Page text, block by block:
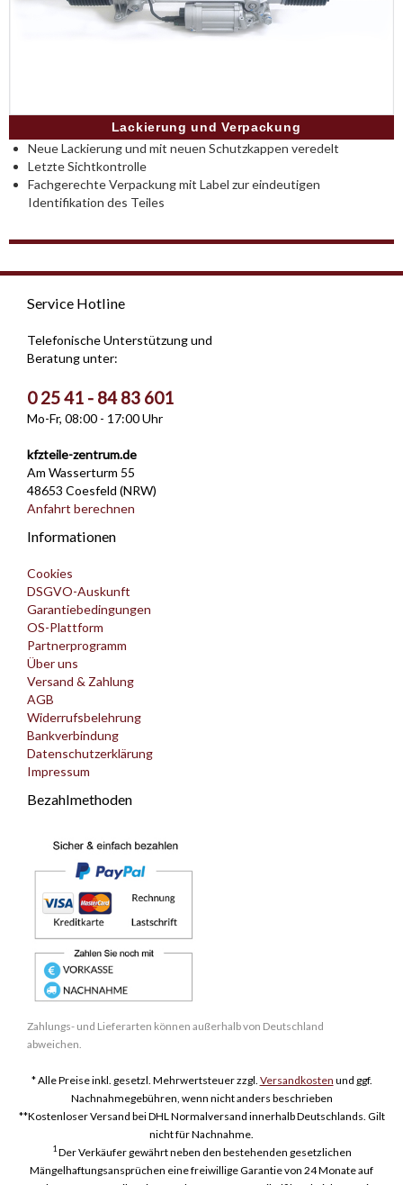
Lackierung und Verpackung
Neue Lackierung und mit neuen Schutzkappen veredelt
Letzte Sichtkontrolle
Fachgerechte Verpackung mit Label zur eindeutigen
Identifikation des Teiles
Service Hotline
Telefonische Unterstützung und
Beratung unter:
0 25 41 - 84 83 601
Mo-Fr, 08:00 - 17:00 Uhr
kfzteile-zentrum.de
Am Wasserturm 55
48653 Coesfeld (NRW)
Anfahrt berechnen
Informationen
Cookies
DSGVO-Auskunft
Garantiebedingungen
OS-Plattform
Partnerprogramm
Über uns
Versand & Zahlung
AGB
Widerrufsbelehrung
Bankverbindung
Datenschutzerklärung
Impressum
Bezahlmethoden
Zahlungs- und Lieferarten können außerhalb von Deutschland
abweichen.
* Alle Preise inkl. gesetzl. Mehrwertsteuer zzgl. Versandkosten und ggf.
Nachnahmegebühren, wenn nicht anders beschrieben
**Kostenloser Versand bei DHL Normalversand innerhalb Deutschlands. Gilt
nicht für Nachnahme.
1Der Verkäufer gewährt neben den bestehenden gesetzlichen
Mängelhaftungsansprüchen eine freiwillige Garantie von 24 Monate auf